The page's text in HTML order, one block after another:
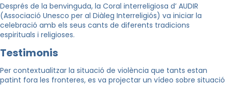
Després de la benvinguda, la Coral interreligiosa d’ AUDIR
(Associació Unesco per al Diàleg Interreligiós) va iniciar la
celebració amb els seus cants de diferents tradicions
espirituals i religioses.
Testimonis
Per contextualitzar la situació de violència que tants estan
patint fora les fronteres, es va projectar un vídeo sobre situació